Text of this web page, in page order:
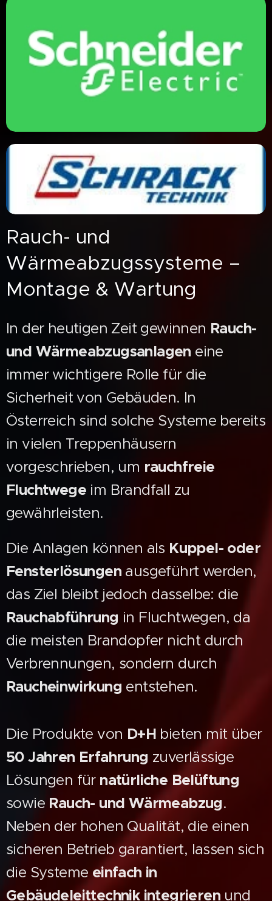
Rauch- und
Wärmeabzugssysteme –
Montage & Wartung
In der heutigen Zeit gewinnen Rauch-
und Wärmeabzugsanlagen eine
immer wichtigere Rolle für die
Sicherheit von Gebäuden. In
Österreich sind solche Systeme bereits
in vielen Treppenhäusern
vorgeschrieben, um rauchfreie
Fluchtwege im Brandfall zu
gewährleisten.
Die Anlagen können als Kuppel- oder
Fensterlösungen ausgeführt werden,
das Ziel bleibt jedoch dasselbe: die
Rauchabführung in Fluchtwegen, da
die meisten Brandopfer nicht durch
Verbrennungen, sondern durch
Raucheinwirkung entstehen.
Die Produkte von D+H bieten mit über
50 Jahren Erfahrung zuverlässige
Lösungen für natürliche Belüftung
sowie Rauch- und Wärmeabzug.
Neben der hohen Qualität, die einen
sicheren Betrieb garantiert, lassen sich
die Systeme einfach in
Gebäudeleittechnik integrieren und